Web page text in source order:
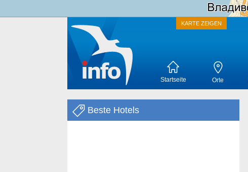
KARTE ZEIGEN
Startseite Orte
Beste Hotels